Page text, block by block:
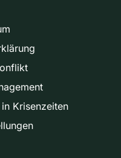
Krisenzeiten